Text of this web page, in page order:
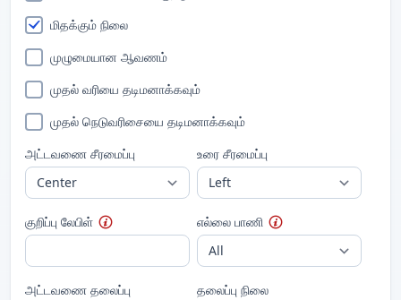
மிதக்கும் நிலை
முழுமையான ஆவணம்
முதல் வரியை தடிமனாக்கவும்
முதல் நெடுவரிசையை தடிமனாக்கவும்
அட்டவணை சீரமைப்பு
உரை சீரமைப்பு
குறிப்பு லேபிள் எல்லை பாணி
அட்டவணை தலைப்பு தலைப்பு நிலை